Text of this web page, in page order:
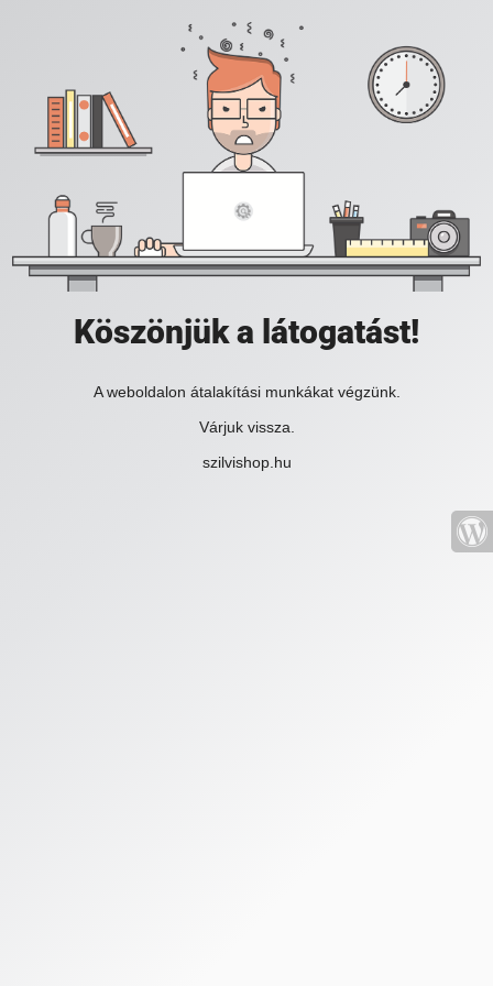
Köszönjük a látogatást!
A weboldalon átalakítási munkákat végzünk.
Várjuk vissza.
szilvishop.hu